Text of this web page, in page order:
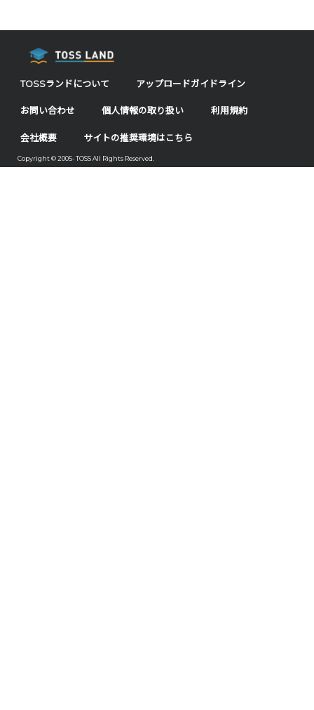
TOSSランドについて アップロードガイドライン
お問い合わせ 個人情報の取り扱い 利用規約
会社概要 サイトの推奨環境はこちら
Copyright © 2005- TOSS All Rights Reserved.